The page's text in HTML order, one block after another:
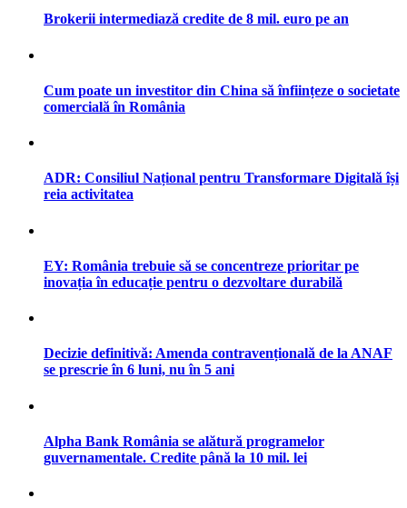
Brokerii intermediază credite de 8 mil. euro pe an
Cum poate un investitor din China să înființeze o societate
comercială în România
ADR: Consiliul Național pentru Transformare Digitală își
reia activitatea
EY: România trebuie să se concentreze prioritar pe
inovația în educație pentru o dezvoltare durabilă
Decizie definitivă: Amenda contravențională de la ANAF
se prescrie în 6 luni, nu în 5 ani
Alpha Bank România se alătură programelor
guvernamentale. Credite până la 10 mil. lei